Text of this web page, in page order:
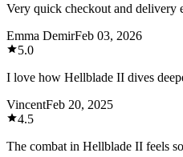
Very quick checkout and delivery
Emma DemirFeb 03, 2026
5.0
I love how Hellblade II dives
VincentFeb 20, 2025
4.5
The combat in Hellblade II feels